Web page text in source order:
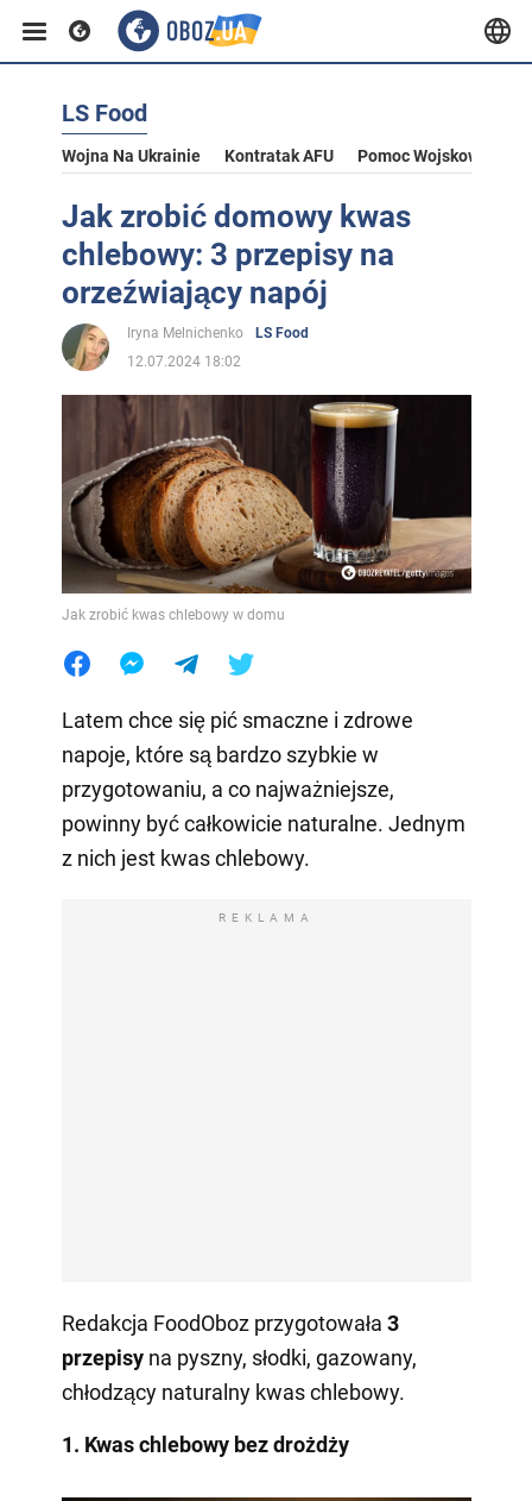
LS Food
Wojna Na Ukrainie Kontratak AFU Pomoc Wojskowa Dla
Jak zrobić domowy kwas
chlebowy: 3 przepisy na
orzeźwiający napój
Iryna Melnichenko
LS Food
12.07.2024 18:02
Jak zrobić kwas chlebowy w domu
Latem chce się pić smaczne i zdrowe
napoje, które są bardzo szybkie w
przygotowaniu, a co najważniejsze,
powinny być całkowicie naturalne. Jednym
z nich jest kwas chlebowy.
REKLAMA
Redakcja FoodOboz przygotowała 3
przepisyna pyszny, słodki, gazowany,
chłodzący naturalny kwas chlebowy.
1. Kwas chlebowy bez drożdży